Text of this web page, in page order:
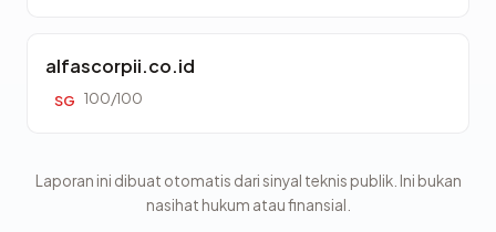
alfascorpii.co.id
SG 100/100
Laporan ini dibuat otomatis dari sinyal teknis publik. Ini bukan
nasihat hukum atau finansial.